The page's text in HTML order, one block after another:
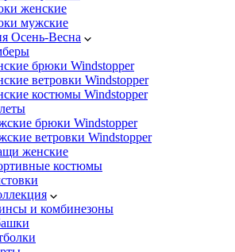
женские
мужские
Осень-Весна
брюки Windstopper
ветровки Windstopper
костюмы Windstopper
брюки Windstopper
ветровки Windstopper
женские
костюмы
и комбинезоны